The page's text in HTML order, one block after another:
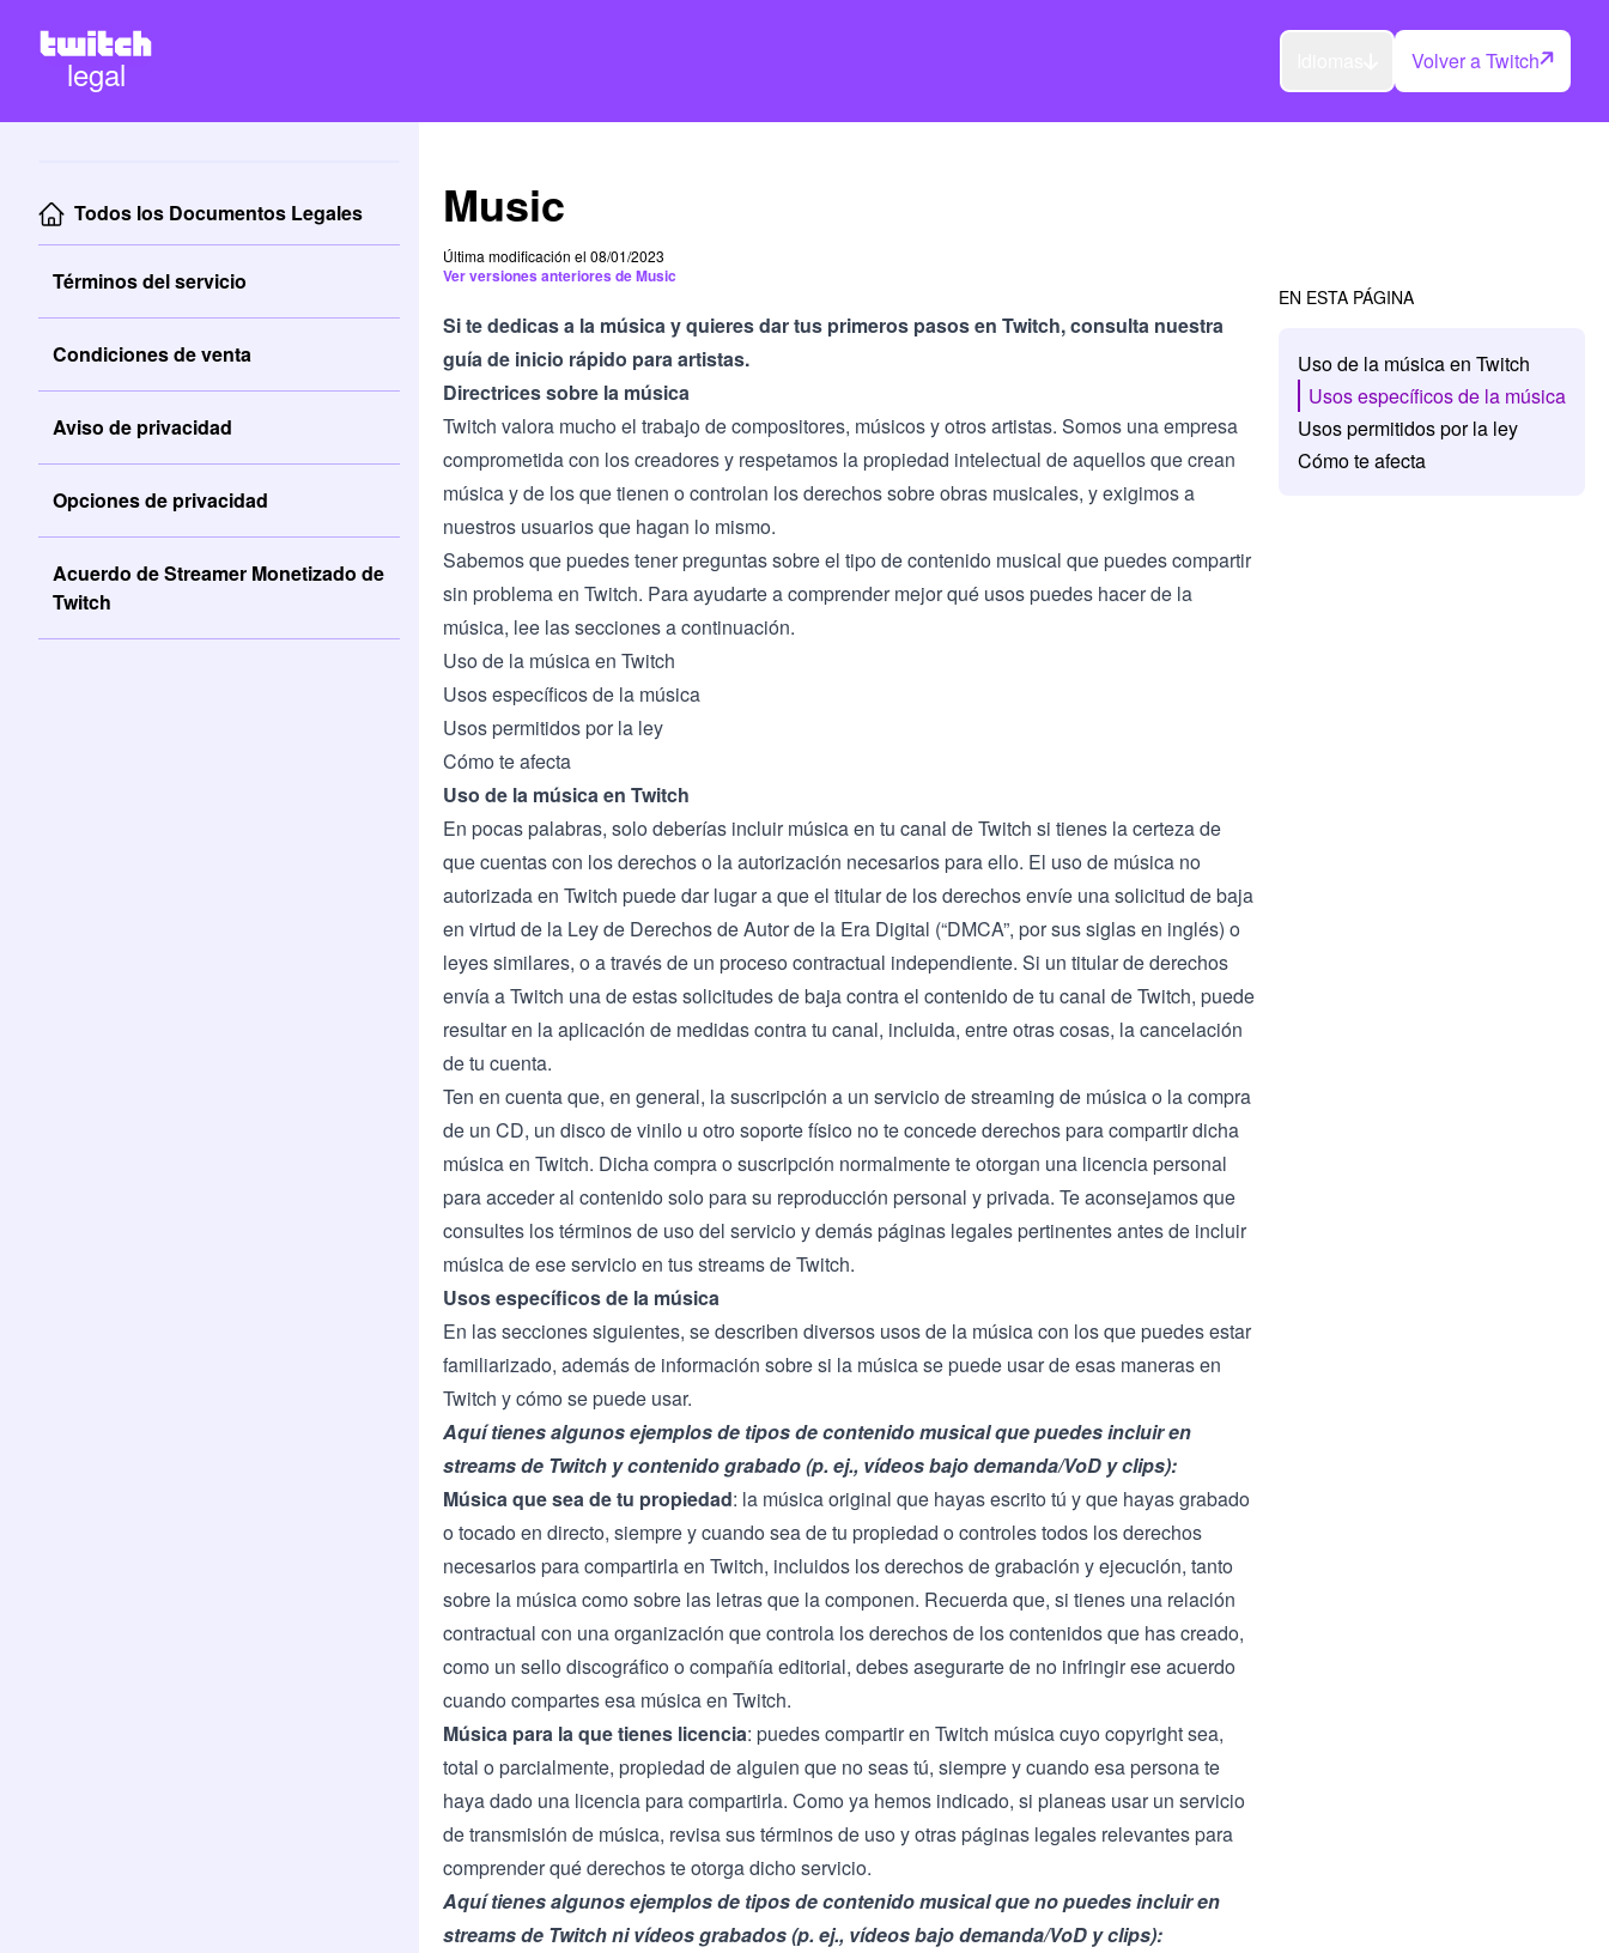
legal Volver a Twitch
Todos los Documentos Legales
Términos del servicio
Condiciones de venta
Aviso de privacidad
Opciones de privacidad
Acuerdo de Streamer Monetizado de
Twitch
Music
Última modificación el 08/01/2023
Ver versiones anteriores de Music
Si te dedicas a la música y quieres dar tus primeros pasos en Twitch, consulta nuestra
guía de inicio rápido para artistas.
Directrices sobre la música
Twitch valora mucho el trabajo de compositores, músicos y otros artistas. Somos una empresa
comprometida con los creadores y respetamos la propiedad intelectual de aquellos que crean
música y de los que tienen o controlan los derechos sobre obras musicales, y exigimos a
nuestros usuarios que hagan lo mismo.
Sabemos que puedes tener preguntas sobre el tipo de contenido musical que puedes compartir
sin problema en Twitch. Para ayudarte a comprender mejor qué usos puedes hacer de la
música, lee las secciones a continuación.
Uso de la música en Twitch
Usos específicos de la música
Usos permitidos por la ley
Cómo te afecta
Uso de la música en Twitch
En pocas palabras, solo deberías incluir música en tu canal de Twitch si tienes la certeza de
que cuentas con los derechos o la autorización necesarios para ello. El uso de música no
autorizada en Twitch puede dar lugar a que el titular de los derechos envíe una solicitud de baja
en virtud de la Ley de Derechos de Autor de la Era Digital (“DMCA”, por sus siglas en inglés) o
leyes similares, o a través de un proceso contractual independiente. Si un titular de derechos
envía a Twitch una de estas solicitudes de baja contra el contenido de tu canal de Twitch, puede
resultar en la aplicación de medidas contra tu canal, incluida, entre otras cosas, la cancelación
de tu cuenta.
Ten en cuenta que, en general, la suscripción a un servicio de streaming de música o la compra
de un CD, un disco de vinilo u otro soporte físico no te concede derechos para compartir dicha
música en Twitch. Dicha compra o suscripción normalmente te otorgan una licencia personal
para acceder al contenido solo para su reproducción personal y privada. Te aconsejamos que
consultes los términos de uso del servicio y demás páginas legales pertinentes antes de incluir
música de ese servicio en tus streams de Twitch.
Usos específicos de la música
En las secciones siguientes, se describen diversos usos de la música con los que puedes estar
familiarizado, además de información sobre si la música se puede usar de esas maneras en
Twitch y cómo se puede usar.
Aquí tienes algunos ejemplos de tipos de contenido musical que puedes incluir en
streams de Twitch y contenido grabado (p. ej., vídeos bajo demanda/VoD y clips):
Música que sea de tu propiedad: la música original que hayas escrito tú y que hayas grabado
o tocado en directo, siempre y cuando sea de tu propiedad o controles todos los derechos
necesarios para compartirla en Twitch, incluidos los derechos de grabación y ejecución, tanto
sobre la música como sobre las letras que la componen. Recuerda que, si tienes una relación
contractual con una organización que controla los derechos de los contenidos que has creado,
como un sello discográfico o compañía editorial, debes asegurarte de no infringir ese acuerdo
cuando compartes esa música en Twitch.
Música para la que tienes licencia: puedes compartir en Twitch música cuyo copyright sea,
total o parcialmente, propiedad de alguien que no seas tú, siempre y cuando esa persona te
haya dado una licencia para compartirla. Como ya hemos indicado, si planeas usar un servicio
de transmisión de música, revisa sus términos de uso y otras páginas legales relevantes para
comprender qué derechos te otorga dicho servicio.
Aquí tienes algunos ejemplos de tipos de contenido musical que no puedesincluir en
streams de Twitch ni vídeos grabados (p. ej., vídeos bajo demanda/VoD y clips):
EN ESTA PÁGINA
Uso de la música en Twitch
Usos específicos de la música
Usos permitidos por la ley
Cómo te afecta